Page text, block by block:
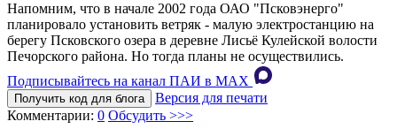
Напомним, что в начале 2002 года ОАО "Псковэнерго"
планировало установить ветряк - малую электростанцию на
берегу Псковского озера в деревне Лисьё Кулейской волости
Печорского района. Но тогда планы не осуществились.
Подписывайтесь на канал ПАИ в MAХ
Получить код для блога
Версия для печати
Комментарии: 0 Обсудить >>>